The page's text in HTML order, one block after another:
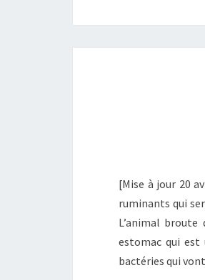
[Mise à jour 20
ruminants qui
L’animal
estomac qui est
bactéries qui